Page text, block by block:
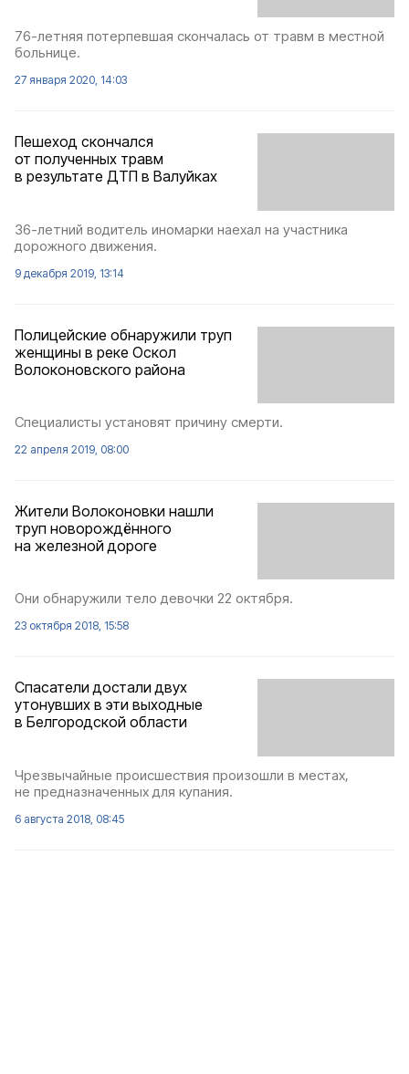
76-летняя потерпевшая скончалась от травм в местной
больнице.
27 января 2020, 14:03
Пешеход скончался
от полученных травм
в результате ДТП в Валуйках
36-летний водитель иномарки наехал на участника
дорожного движения.
9 декабря 2019, 13:14
Полицейские обнаружили труп
женщины в реке Оскол
Волоконовского района
Специалисты установят причину смерти.
22 апреля 2019, 08:00
Жители Волоконовки нашли
труп новорождённого
на железной дороге
Они обнаружили тело девочки 22 октября.
23 октября 2018, 15:58
Спасатели достали двух
утонувших в эти выходные
в Белгородской области
Чрезвычайные происшествия произошли в местах,
не предназначенных для купания.
6 августа 2018, 08:45